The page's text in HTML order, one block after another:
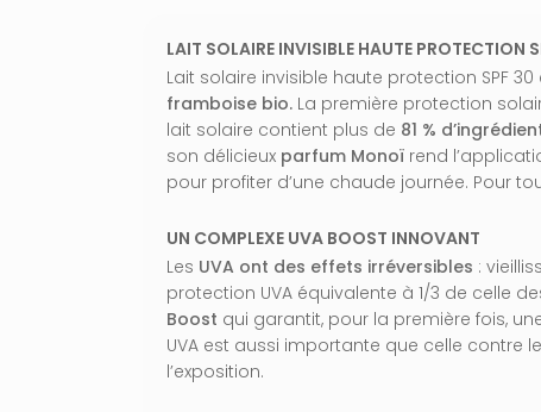
LAIT SOLAIRE INVISIBLE HAUTE PROTECTION
Lait solaire invisible haute protection SPF
framboise bio. La première protection
lait solaire contient plus de 81 %
son délicieux parfum Monoï rend
pour profiter d’une chaude journée. Pour
UN COMPLEXE UVA BOOST INNOVANT
Les UVA ont des effets irréversibles :
protection UVA équivalente à 1/3 de celle
Boost qui garantit, pour la première fois,
UVA est aussi importante que celle contre
l’exposition.